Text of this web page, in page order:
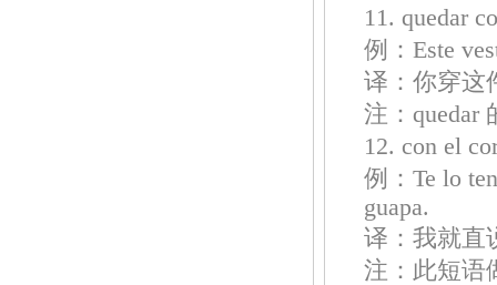
11. quedar
例：Este
译：你穿这
注：
12. con el
例：Te lo
guapa.
译：我就直
注：此短